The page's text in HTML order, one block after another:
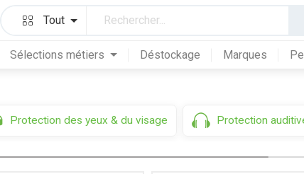
Tout
Sélections métiers Déstockage Marques
Cagoules & masques soudeurs
Protection des yeux & du visage Protection